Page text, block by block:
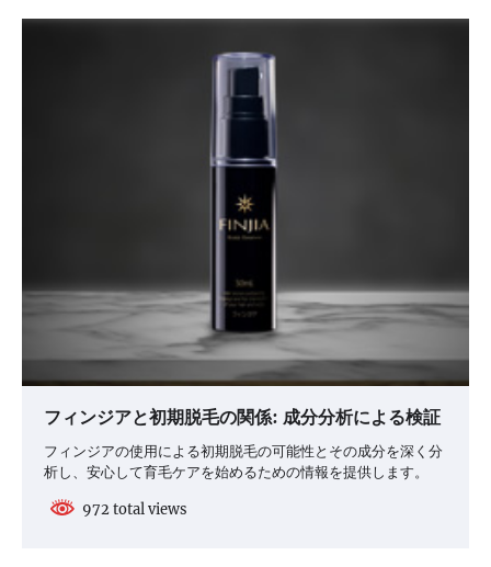
フィンジアと初期脱毛の関係: 成分分析による検証
フィンジアの使用による初期脱毛の可能性とその成分を深く分
析し、安心して育毛ケアを始めるための情報を提供します。
972 total views